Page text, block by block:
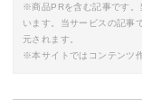
※商品PRを含む記事です。
います。当サービスの記事
元されます。
※本サイトではコンテンツ